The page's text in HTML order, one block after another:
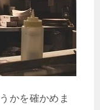
かを確かめま